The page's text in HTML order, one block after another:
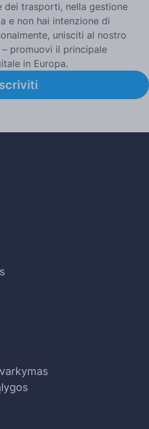
dei trasporti, nella gestione
e non hai intenzione di
unisciti al nostro
promuovi il principale
in Europa.